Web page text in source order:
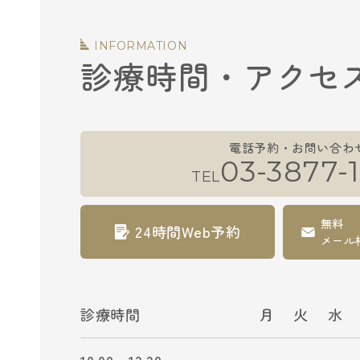
INFORMATION
診療時間・アクセ
電話予約・お問い合わ
TEL03-3877-
24時間Web予約
無料
メール
診療時間 月 火 水